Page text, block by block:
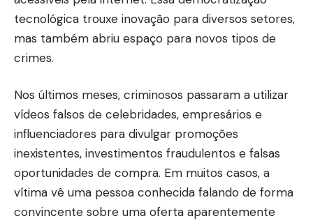
tecnológica trouxe inovação para diversos setores,
mas também abriu espaço para novos tipos de
crimes.
Nos últimos meses, criminosos passaram a utilizar
vídeos falsos de celebridades, empresários e
influenciadores para divulgar promoções
inexistentes, investimentos fraudulentos e falsas
oportunidades de compra. Em muitos casos, a
vítima vê uma pessoa conhecida falando de forma
convincente sobre uma oferta aparentemente